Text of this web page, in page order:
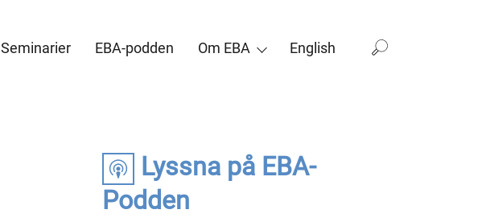
Seminarier EBA-podden Om EBA English
Lyssna på EBA-
Podden